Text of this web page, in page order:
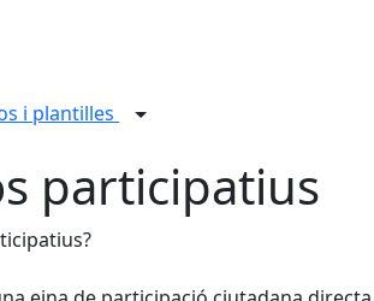
i plantilles
participatius